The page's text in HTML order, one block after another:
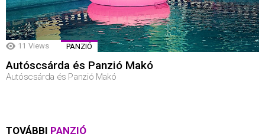
11 Views PANZIÓ
Autóscsárda és Panzió Makó
Autóscsárda és Panzió Makó
TOVÁBBI PANZIÓ